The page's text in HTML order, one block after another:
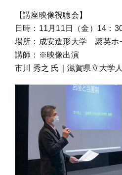
【講座映像視聴会】
日時：11月11日（金）14：
場所：成安造形大学 聚英ホ
講師：※映像出演
市川 秀之 氏｜滋賀県立大学